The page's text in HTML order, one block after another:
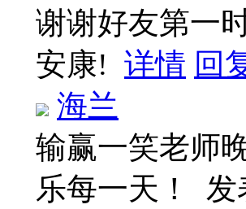
谢谢好友第一
安康! 详情 回
海兰
输赢一笑老师
乐每一天！ 发